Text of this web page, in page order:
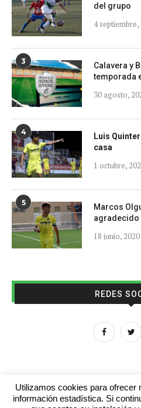
del grupo
4 septiembre,
3
Calavera y
temporada
30 agosto,
4
Luis
casa
1 octubre,
5
Marcos
agradecido
18 junio, 2020
REDES
Utilizamos cookies para ofrecer
información estadística. Si